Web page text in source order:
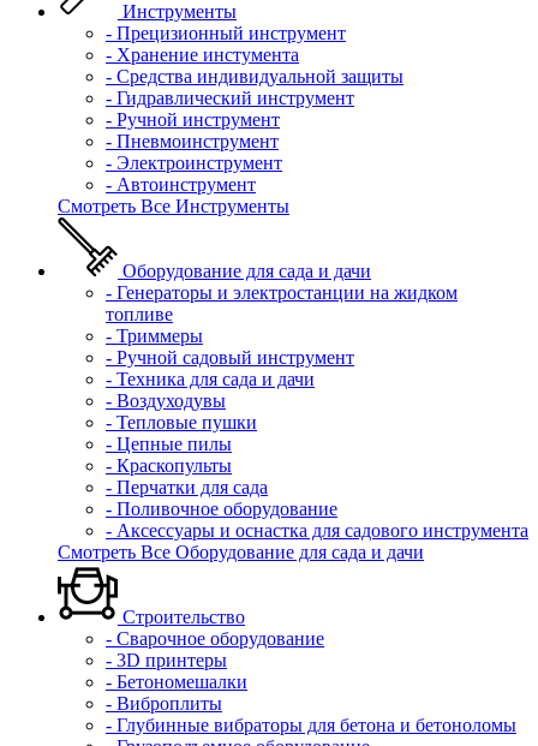
Инструменты
- Прецизионный инструмент
- Хранение инстумента
- Средства индивидуальной защиты
- Гидравлический инструмент
- Ручной инструмент
- Пневмоинструмент
- Электроинструмент
- Автоинструмент
Смотреть Все Инструменты
Оборудование для сада и дачи
- Генераторы и электростанции на жидком
топливе
- Триммеры
- Ручной садовый инструмент
- Техника для сада и дачи
- Воздуходувы
- Тепловые пушки
- Цепные пилы
- Краскопульты
- Перчатки для сада
- Поливочное оборудование
- Аксессуары и оснастка для садового инструмента
Смотреть Все Оборудование для сада и дачи
Строительство
- Сварочное оборудование
- 3D принтеры
- Бетономешалки
- Виброплиты
- Глубинные вибраторы для бетона и бетоноломы